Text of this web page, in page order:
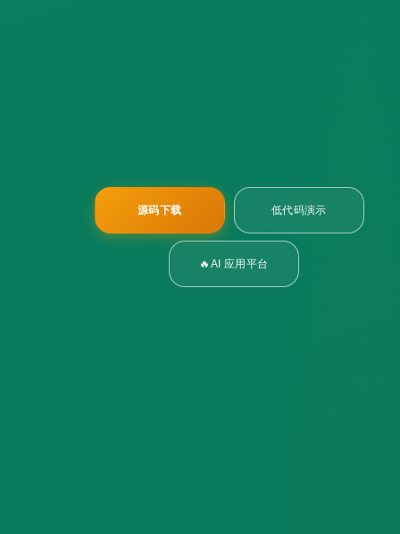
源码下载 低代码演示
🔥AI 应用平台